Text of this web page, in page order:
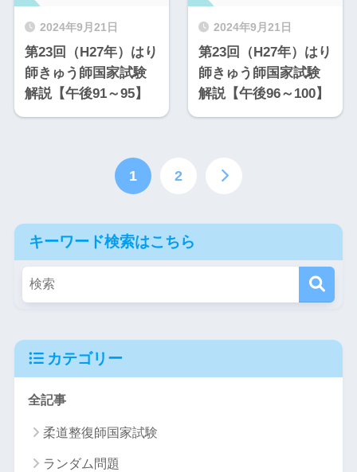
2024年9月21日
第23回（H27年）はり
師きゅう師国家試験
解説【午後91～95】
2024年9月21日
第23回（H27年）はり
師きゅう師国家試験
解説【午後96～100】
1 2
キーワード検索はこちら
カテゴリー
全記事
柔道整復師国家試験
ランダム問題